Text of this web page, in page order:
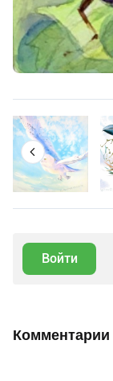
Войти
Комментарии